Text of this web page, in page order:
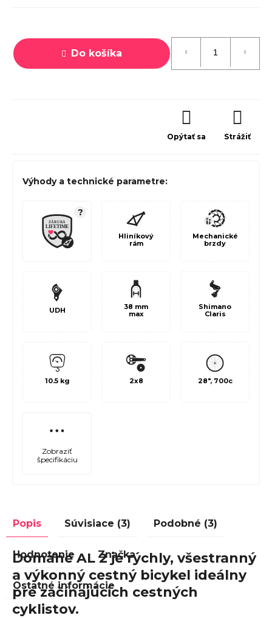
cena:
Do košíka
Opýtať sa Strážiť
Výhody a technické parametre:
?
Hliníkový
rám
Mechanické
brzdy
UDH
38 mm
max
Shimano
Claris
10.5 kg 2x8 28", 700c
Zobraziť
špecifikáciu
Popis Súvisiace (3) Podobné (3)
Hodnotenie Značka
Ostatné informácie
Domane AL 2 je rýchly, všestranný
a výkonný cestný bicykel ideálny
pre začínajúcich cestných
cyklistov.
2026
€979